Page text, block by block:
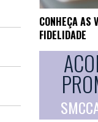
CONHEÇA AS
FIDELIDADE